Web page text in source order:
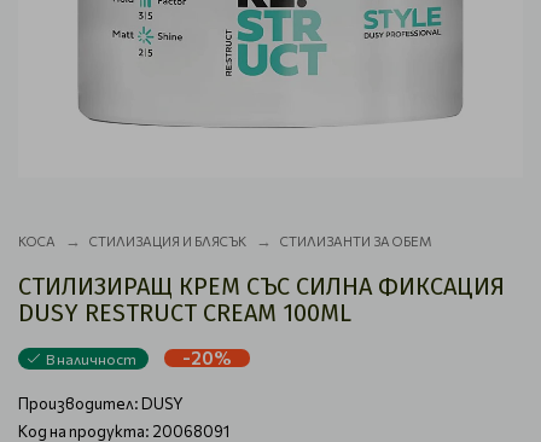
КОСА СТИЛИЗАЦИЯ И БЛЯСЪК СТИЛИЗАНТИ ЗА ОБЕМ
СТИЛИЗИРАЩ КРЕМ СЪС СИЛНА ФИКСАЦИЯ
DUSY RESTRUCT CREAM 100ML
В наличност -20%
Производител:DUSY
Код на продукта: 20068091